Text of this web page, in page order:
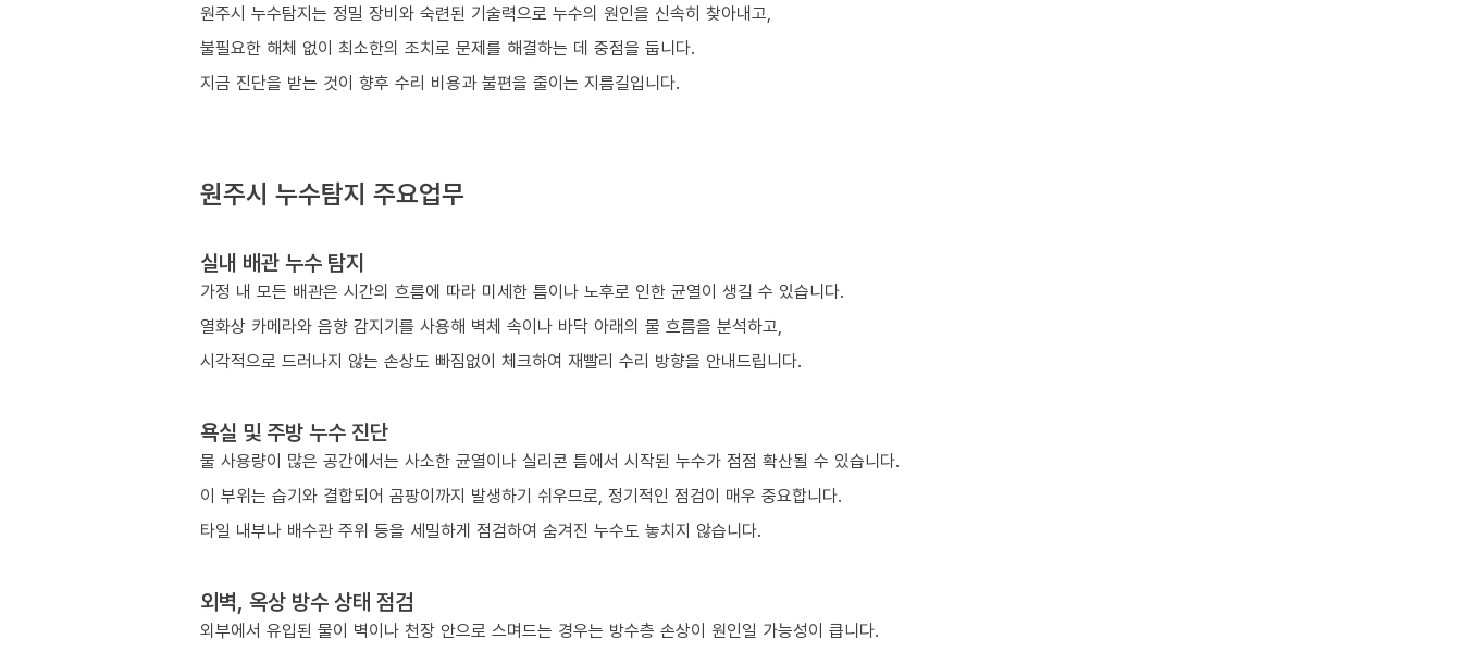
원주시 누수탐지는 정밀 장비와 숙련된 기술력으로 누수의 원인을 신속히 찾아내고,
불필요한 해체 없이 최소한의 조치로 문제를 해결하는 데 중점을 둡니다.
지금 진단을 받는 것이 향후 수리 비용과 불편을 줄이는 지름길입니다.
원주시 누수탐지 주요업무
실내 배관 누수 탐지
가정 내 모든 배관은 시간의 흐름에 따라 미세한 틈이나 노후로 인한 균열이 생길 수 있습니다.
열화상 카메라와 음향 감지기를 사용해 벽체 속이나 바닥 아래의 물 흐름을 분석하고,
시각적으로 드러나지 않는 손상도 빠짐없이 체크하여 재빨리 수리 방향을 안내드립니다.
욕실 및 주방 누수 진단
물 사용량이 많은 공간에서는 사소한 균열이나 실리콘 틈에서 시작된 누수가 점점 확산될 수 있습니다.
이 부위는 습기와 결합되어 곰팡이까지 발생하기 쉬우므로, 정기적인 점검이 매우 중요합니다.
타일 내부나 배수관 주위 등을 세밀하게 점검하여 숨겨진 누수도 놓치지 않습니다.
외벽, 옥상 방수 상태 점검
외부에서 유입된 물이 벽이나 천장 안으로 스며드는 경우는 방수층 손상이 원인일 가능성이 큽니다.